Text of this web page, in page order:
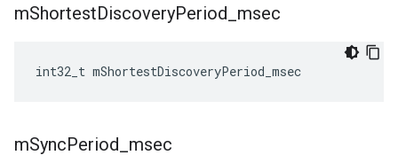
mShortestDiscoveryPeriod msec
int32_t mShortestDiscoveryPeriod_msec
mSyncPeriod msec